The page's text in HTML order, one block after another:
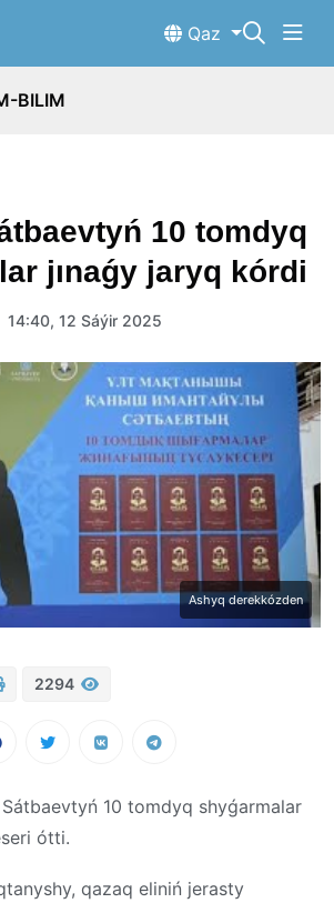
Qaz
BILIM
10 tomdyq
jınaǵy jaryq kórdi
14:40, 12 Sáýir 2025
Ashyq derekkózden
2294
10 tomdyq shyǵarmalar
ótti.
qazaq eliniń jerasty